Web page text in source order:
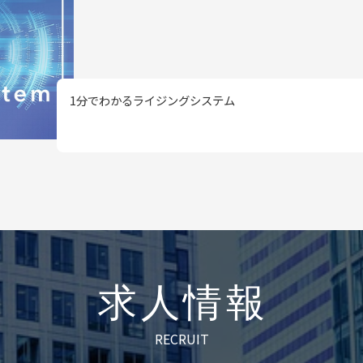
1分でわかるライジングシステム
求人情報
RECRUIT